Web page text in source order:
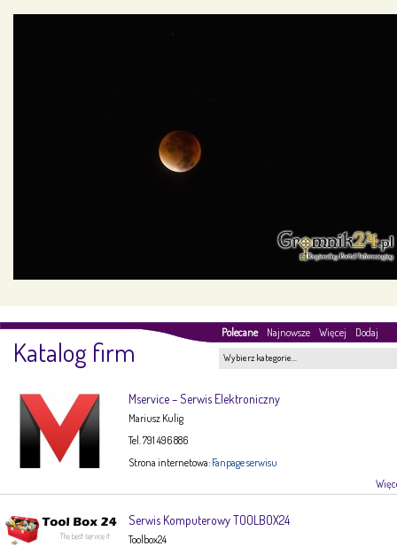
Polecane Najnowsze Więcej Dodaj
Katalog firm Wybierz kategorie…
Mservice – Serwis Elektroniczny
Mariusz Kulig
Tel. 791 496 886
Strona internetowa: Fanpage serwisu
Serwis Komputerowy TOOLBOX24
Toolbox24